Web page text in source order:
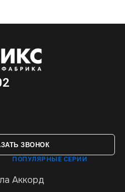
ЗВОНОК
ПОПУЛЯРНЫЕ СЕРИИ
Аккорд